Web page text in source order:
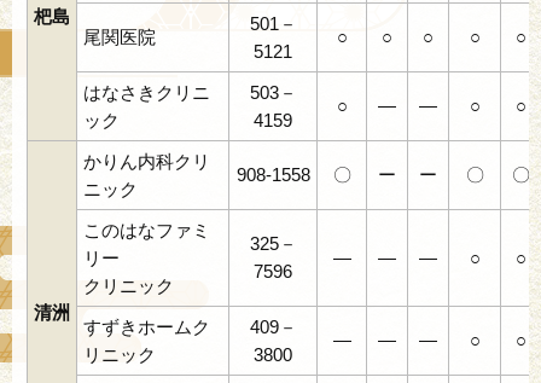
杷島
尾関医院
501－
5121
○ ○ ○ ○ ○
はなさきクリニ
ック
503－
4159
○ ― ― ○ ○
清洲
かりん内科クリ
ニック
908-1558 〇 ー ー 〇 〇
このはなファミ
リー
クリニック
325－
7596
― ― ― ○ ○
すずきホームク
リニック
409－
3800
― ― ― ○ ○